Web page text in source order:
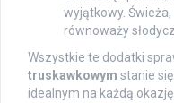
wyjątkowy.
równoważy
Wszystkie te dodatki
truskawkowym stanie
idealnym na każdą